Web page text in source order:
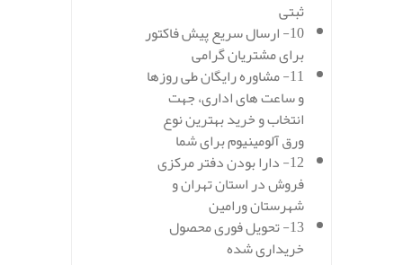
ثبتی
10- ارسال سریع پیش فاکتور
برای مشتریان گرامی
11- مشاوره رایگان طی روزها
و ساعت های اداری، جهت
انتخاب و خرید بهترین نوع
ورق آلومینیوم برای شما
12- دارا بودن دفتر مرکزی
فروش در استان تهران و
شهرستان ورامین
13- تحویل فوری محصول
خریداری شده